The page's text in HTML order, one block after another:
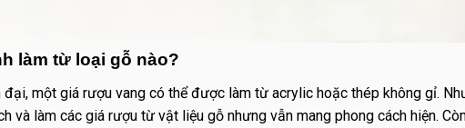
làm từ loại gỗ nào?
một giá rượu vang có thể được làm từ acrylic hoặc thép không gỉ.
và làm các giá rượu từ vật liệu gỗ nhưng vẫn mang phong cách hiện.